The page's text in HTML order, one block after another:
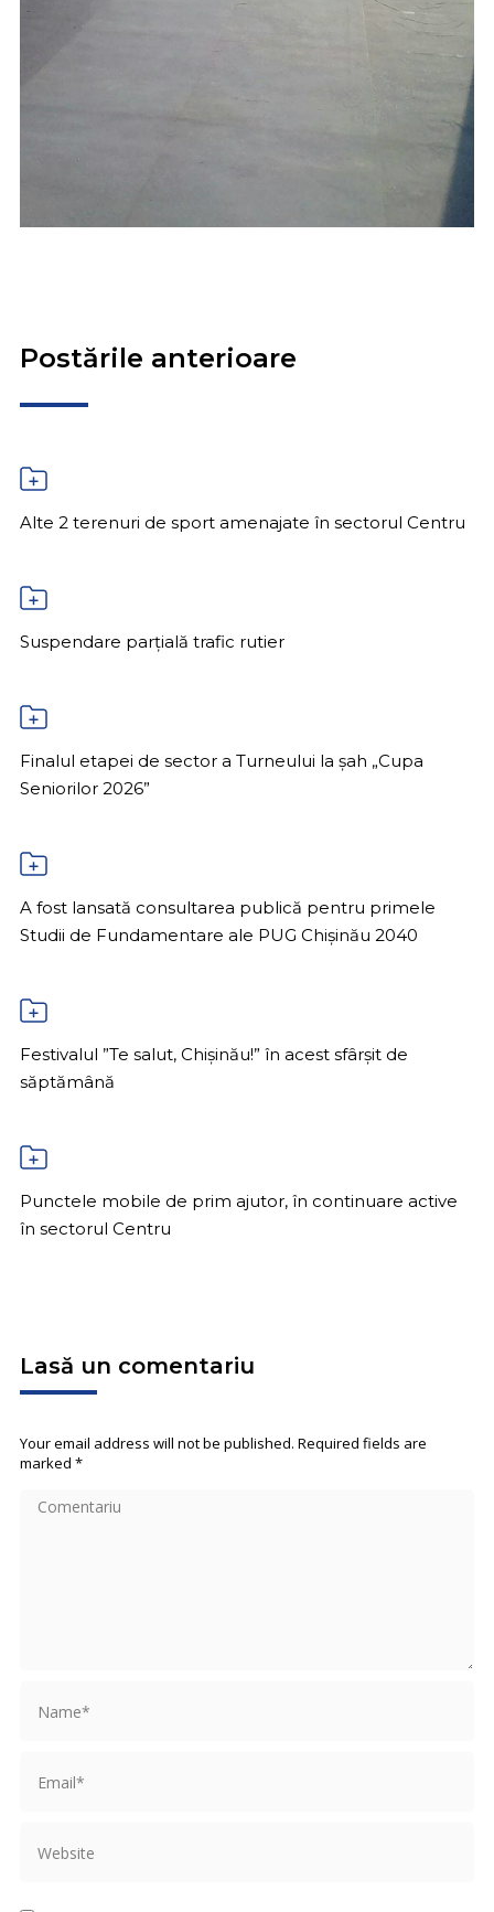
Postările anterioare
Alte 2 terenuri de sport amenajate în sectorul Centru
Suspendare parțială trafic rutier
Finalul etapei de sector a Turneului la șah „Cupa
Seniorilor 2026”
A fost lansată consultarea publică pentru primele
Studii de Fundamentare ale PUG Chișinău 2040
Festivalul ”Te salut, Chișinău!” în acest sfârșit de
săptămână
Punctele mobile de prim ajutor, în continuare active
în sectorul Centru
Lasă un comentariu
Your email address will not be published. Required fields are
marked *
Comentariu